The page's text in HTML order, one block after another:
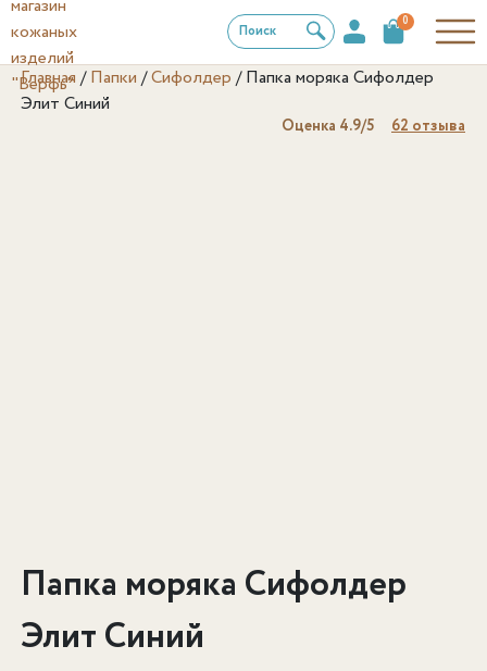
Поиск
0
Главная /Папки /Сифолдер /Папка моряка Сифолдер
Элит Синий
Оценка 4.9/5 62отзыва
Папка моряка Сифолдер
Элит Синий